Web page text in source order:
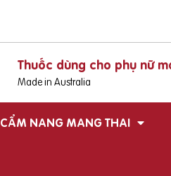
Thuốc dùng cho phụ nữ
Made in Australia
CẨM NANG MANG THAI